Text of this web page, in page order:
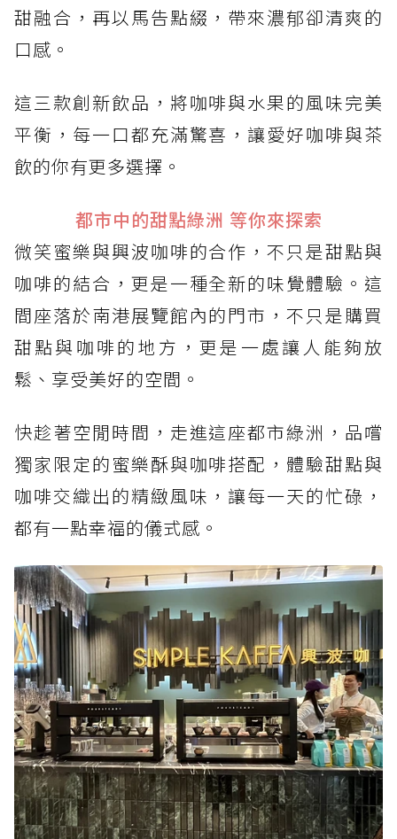
甜融合，再以馬告點綴，帶來濃郁卻清爽的
口感。
這三款創新飲品，將咖啡與水果的風味完美
平衡，每一口都充滿驚喜，讓愛好咖啡與茶
飲的你有更多選擇。
都市中的甜點綠洲 等你來探索
微笑蜜樂與興波咖啡的合作，不只是甜點與
咖啡的結合，更是一種全新的味覺體驗。這
間座落於南港展覽館內的門市，不只是購買
甜點與咖啡的地方，更是一處讓人能夠放
鬆、享受美好的空間。
快趁著空閒時間，走進這座都市綠洲，品嚐
獨家限定的蜜樂酥與咖啡搭配，體驗甜點與
咖啡交織出的精緻風味，讓每一天的忙碌，
都有一點幸福的儀式感。